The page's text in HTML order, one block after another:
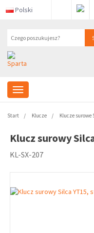
Polski
Start Klucze Klucze surowe
Klucz surowy
KL-SX-207